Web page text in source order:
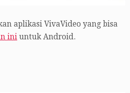
aplikasi VivaVideo yang bisa
ini untuk Android.